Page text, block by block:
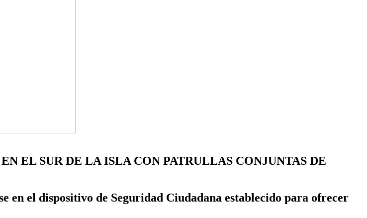
EL SUR DE LA ISLA CON PATRULLAS CONJUNTAS DE
en el dispositivo de Seguridad Ciudadana establecido para ofrecer